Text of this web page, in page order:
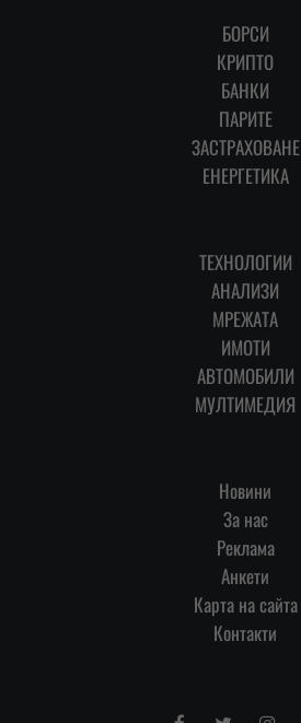
БОРСИ
КРИПТО
БАНКИ
ПАРИТЕ
ЗАСТРАХОВАНЕ
ЕНЕРГЕТИКА
ТЕХНОЛОГИИ
АНАЛИЗИ
МРЕЖАТА
ИМОТИ
АВТОМОБИЛИ
МУЛТИМЕДИЯ
Новини
За нас
Реклама
Анкети
Карта на сайта
Контакти